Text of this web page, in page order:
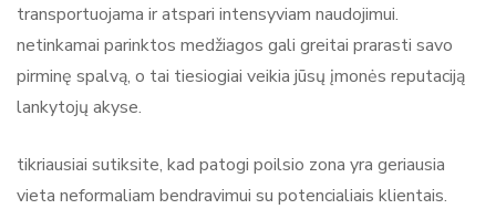
transportuojama ir atspari intensyviam naudojimui.
netinkamai parinktos medžiagos gali greitai prarasti savo
pirminę spalvą, o tai tiesiogiai veikia jūsų įmonės reputaciją
lankytojų akyse.
tikriausiai sutiksite, kad patogi poilsio zona yra geriausia
vieta neformaliam bendravimui su potencialiais klientais.